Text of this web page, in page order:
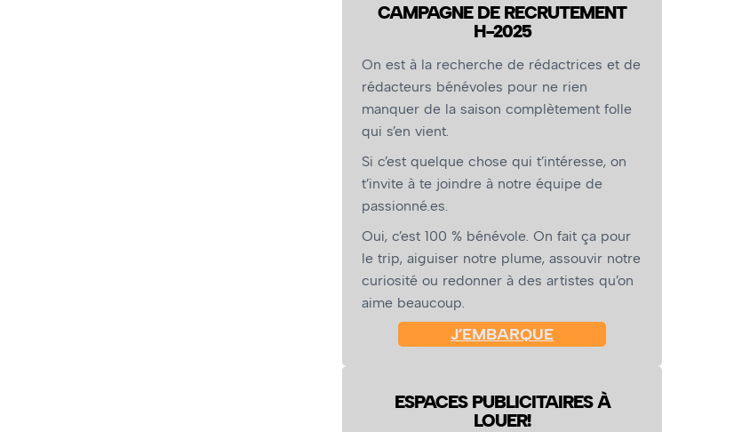
CAMPAGNE DE RECRUTEMENT
H-2025
On est à la recherche de rédactrices et de
rédacteurs bénévoles pour ne rien
manquer de la saison complètement folle
qui s’en vient.
Si c’est quelque chose qui t’intéresse, on
t’invite à te joindre à notre équipe de
passionné.es.
Oui, c’est 100 % bénévole. On fait ça pour
le trip, aiguiser notre plume, assouvir notre
curiosité ou redonner à des artistes qu’on
aime beaucoup.
J’EMBARQUE
ESPACES PUBLICITAIRES À
LOUER!